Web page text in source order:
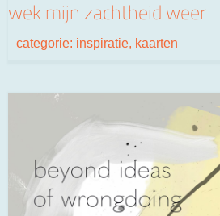
wek mijn zachtheid weer
categorie: inspiratie, kaarten